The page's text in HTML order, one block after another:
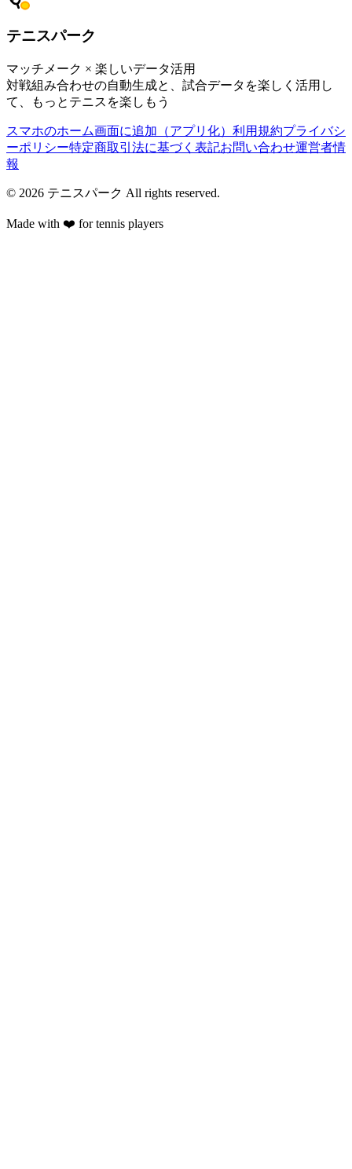
テニスパーク
マッチメーク × 楽しいデータ活用
対戦組み合わせの自動生成と、試合データを楽しく活用し
て、もっとテニスを楽しもう
スマホのホーム画面に追加（アプリ化） 利用規約プライバシ
ーポリシー特定商取引法に基づく表記お問い合わせ運営者情
報
© 2026 テニスパーク All rights reserved.
Made with ❤️ for tennis players